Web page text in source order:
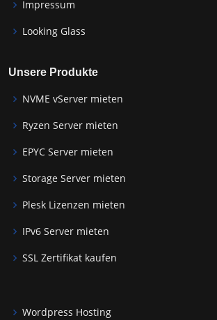
Impressum
Looking Glass
Unsere Produkte
NVME vServer mieten
Ryzen Server mieten
EPYC Server mieten
Storage Server mieten
Plesk Lizenzen mieten
IPv6 Server mieten
SSL Zertifikat kaufen
Wordpress Hosting